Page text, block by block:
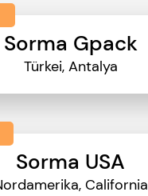
Sorma Gpack
Türkei, Antalya
Sorma USA
California